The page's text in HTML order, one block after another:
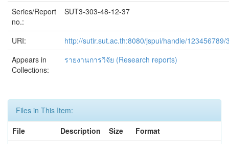
Series/Report
no.:
SUT3-303-48-12-37
URI:
http://sutir.sut.ac.th:8080/jspui/handle/123456789/
Appears in
Collections:
รายงานการวิจัย (Research reports)
Files in This Item:
File
Description Size
Format